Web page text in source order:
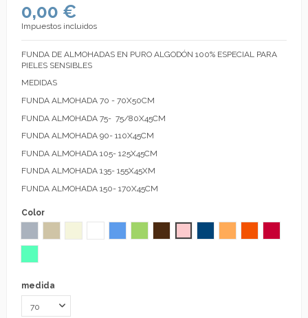
0,00 €
Impuestos incluidos
FUNDA DE ALMOHADAS EN PURO ALGODÓN 100% ESPECIAL PARA
PIELES SENSIBLES
MEDIDAS
FUNDA ALMOHADA 70 - 70X50CM
FUNDA ALMOHADA 75- 75/80X45CM
FUNDA ALMOHADA 90- 110X45CM
FUNDA ALMOHADA 105- 125X45CM
FUNDA ALMOHADA 135- 155X45XM
FUNDA ALMOHADA 150- 170X45CM
Color
medida